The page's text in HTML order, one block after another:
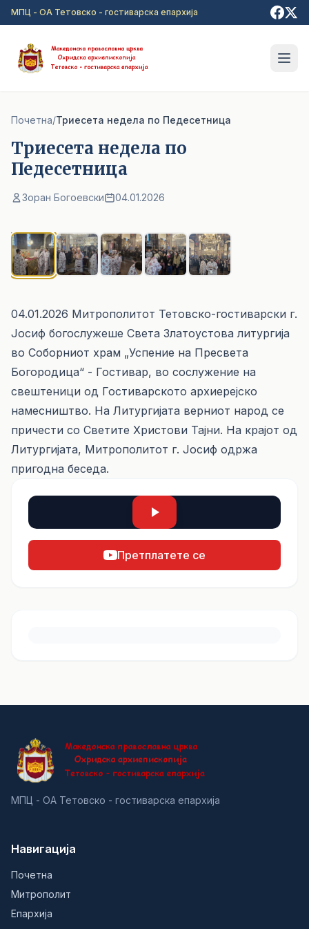
Прејди на главна содржина
МПЦ - ОА Тетовско - гостиварска епархија
Почетна/Триесета недела по Педесетница
Триесета недела по
Педесетница
Зоран Богоевски 04.01.2026
04.01.2026 Митрополитот Тетовско-гостиварски г.
Јосиф богослужеше Света Златоустова литургија
во Соборниот храм „Успение на Пресвета
Богородица“ - Гостивар, во сослужение на
свештеници од Гостиварското архиерејско
намесништво. На Литургијата верниот народ се
причести со Светите Христови Тајни. На крајот од
Литургијата, Митрополитот г. Јосиф одржа
пригодна беседа.
Претплатете се
МПЦ - ОА Тетовско - гостиварска епархија
Навигација
Почетна
Митрополит
Епархија